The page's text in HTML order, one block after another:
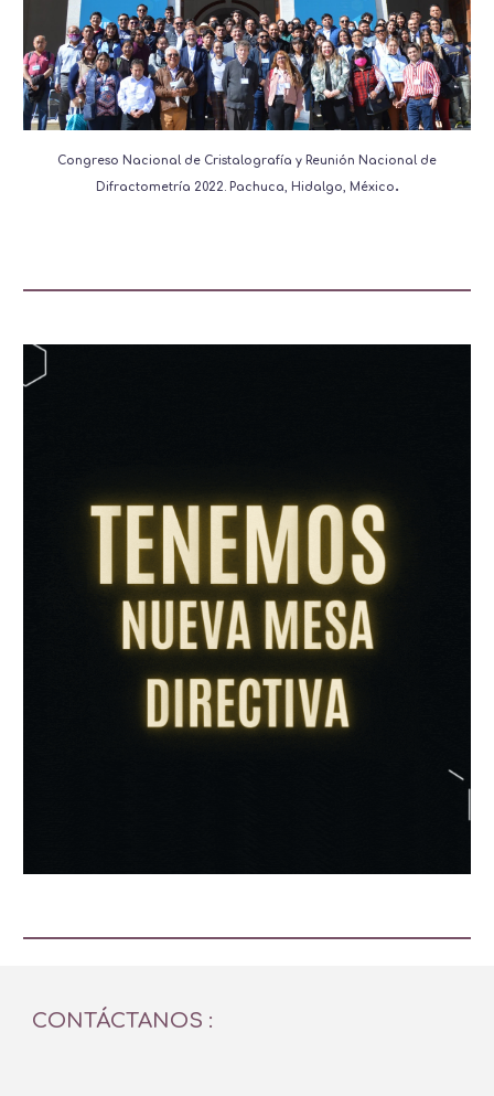
Congreso Nacional de Cristalografía y Reunión Nacional de
Difractometría 2022. Pachuca, Hidalgo, México.
CONTÁCTANOS :